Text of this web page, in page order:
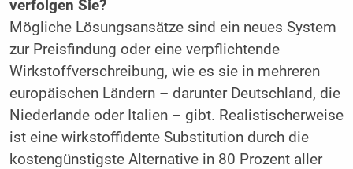
verfolgen Sie?
Mögliche Lösungsansätze sind ein neues System
zur Preisfindung oder eine verpflichtende
Wirkstoffverschreibung, wie es sie in mehreren
europäischen Ländern – darunter Deutschland, die
Niederlande oder Italien – gibt. Realistischerweise
ist eine wirkstoffidente Substitution durch die
kostengünstigste Alternative in 80 Prozent aller